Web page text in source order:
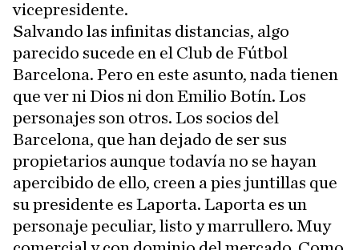
vicepresidente.
Salvando las infinitas distancias, algo
parecido sucede en el Club de Fútbol
Barcelona. Pero en este asunto, nada tienen
que ver ni Dios ni don Emilio Botín. Los
personajes son otros. Los socios del
Barcelona, que han dejado de ser sus
propietarios aunque todavía no se hayan
apercibido de ello, creen a pies juntillas que
su presidente es Laporta. Laporta es un
personaje peculiar, listo y marrullero. Muy